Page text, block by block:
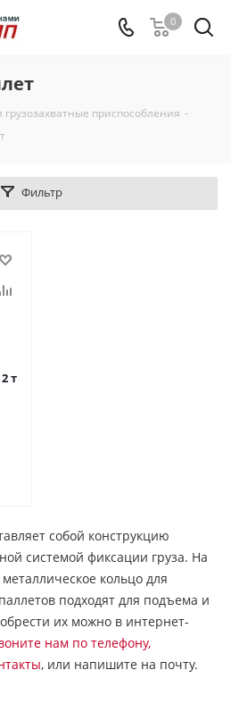
0
грузозахватные приспособления -
Фильтр
т
собой конструкцию
системой фиксации груза. На
кольцо для
подходят для подъема и
их можно в интернет-
нам по телефону,
, или напишите на почту.